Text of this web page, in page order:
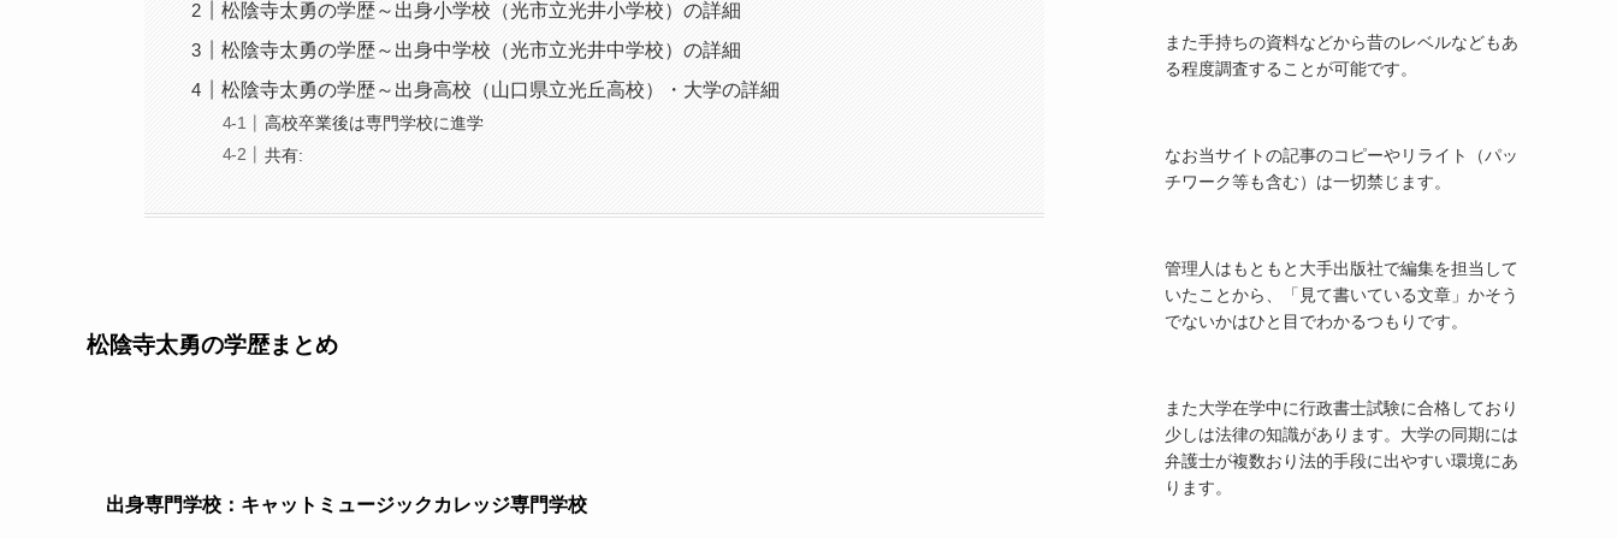
松陰寺太勇の学歴～出身小学校（光市立光井小学校）の詳細
松陰寺太勇の学歴～出身中学校（光市立光井中学校）の詳細
松陰寺太勇の学歴～出身高校（山口県立光丘高校）・大学の詳細
高校卒業後は専門学校に進学
共有:
松陰寺太勇の学歴まとめ
出身専門学校：キャットミュージックカレッジ専門学校
また手持ちの資料などから昔のレベルなどもあ
る程度調査することが可能です。
なお当サイトの記事のコピーやリライト（パッ
チワーク等も含む）は一切禁じます。
管理人はもともと大手出版社で編集を担当して
いたことから、「見て書いている文章」かそう
でないかはひと目でわかるつもりです。
また大学在学中に行政書士試験に合格しており
少しは法律の知識があります。大学の同期には
弁護士が複数おり法的手段に出やすい環境にあ
ります。